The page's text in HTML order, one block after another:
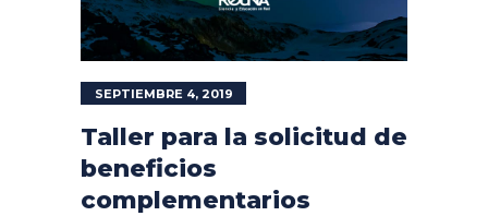
SEPTIEMBRE 4, 2019
Taller para la solicitud de
beneficios
complementarios